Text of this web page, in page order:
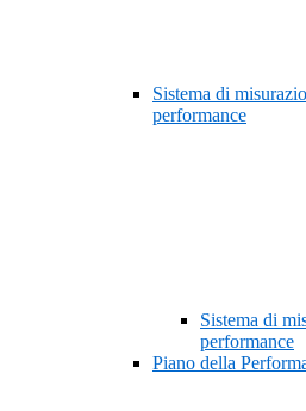
Sistema di
performance
Sistema di
performance
Piano della